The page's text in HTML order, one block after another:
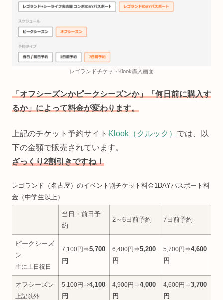
レゴランドチケットKlook購入画面
「オフシーズンかピークシーズンか」「何日前に購入す
るか」によって料金が変わります。
上記のチケット予約サイト Klook（クルック） では、以
下の金額で販売されています。
ざっくり2割引きですね！
レゴランド（名古屋）のイベント割チケット料金1DAYパスポート料
金（中学生以上）
当日・前日予
約
2～6日前予約 7日前予約
ピークシーズ
ン
主に土日祝日
7,100円⇒5,700
円
6,400円⇒5,200
円
5,700円⇒4,600
円
オフシーズン
上記以外
5,100円⇒4,100
円
4,900円⇒4,000
円
4,600円⇒3,700
円